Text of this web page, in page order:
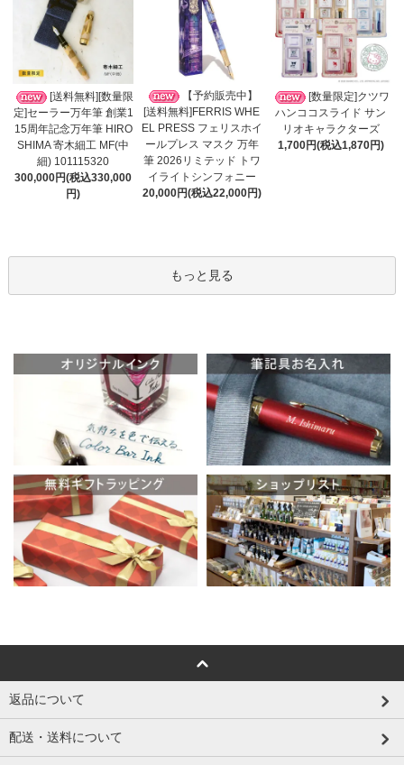
[送料無料][数量限
定]セーラー万年筆 創業1
15周年記念万年筆 HIRO
SHIMA 寄木細工 MF(中
細) 101115320
300,000円(税込330,000
円)
【予約販売中】
[送料無料]FERRIS WHE
EL PRESS フェリスホイ
ールプレス マスク 万年
筆 2026リミテッド トワ
イライトシンフォニー
20,000円(税込22,000円)
[数量限定]クツワ
ハンココスライド サン
リオキャラクターズ
1,700円(税込1,870円)
もっと見る
返品について
配送・送料について